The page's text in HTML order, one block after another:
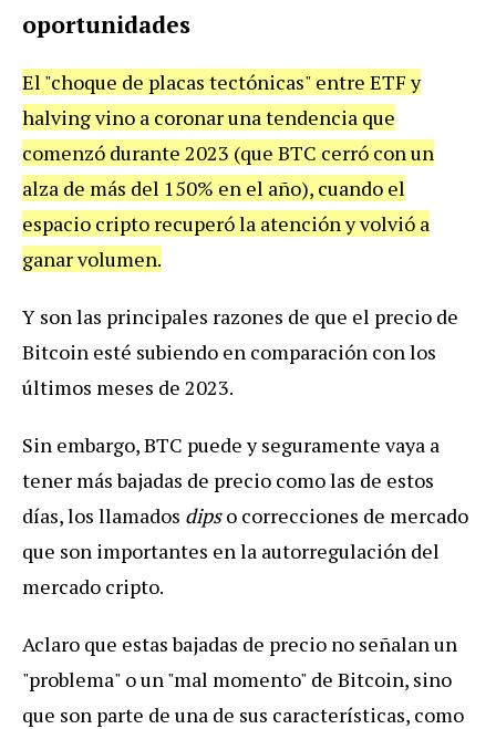
oportunidades
El "choque de placas tectónicas" entre ETF y
halving vino a coronar una tendencia que
comenzó durante 2023 (que BTC cerró con un
alza de más del 150% en el año), cuando el
espacio cripto recuperó la atención y volvió a
ganar volumen.
Y son las principales razones de que el precio de
Bitcoin esté subiendo en comparación con los
últimos meses de 2023.
Sin embargo, BTC puede y seguramente vaya a
tener más bajadas de precio como las de estos
días, los llamados dipso correcciones de mercado
que son importantes en la autorregulación del
mercado cripto.
Aclaro que estas bajadas de precio no señalan un
"problema" o un "mal momento" de Bitcoin, sino
que son parte de una de sus características, como